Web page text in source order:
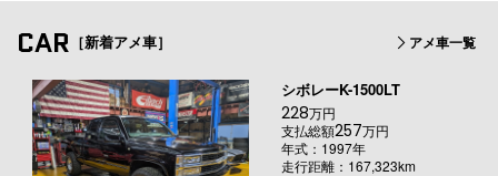
CAR ［新着アメ車］ アメ車一覧
シボレーK-1500LT
228万円
支払総額257万円
年式：1997年
走行距離：167,323km